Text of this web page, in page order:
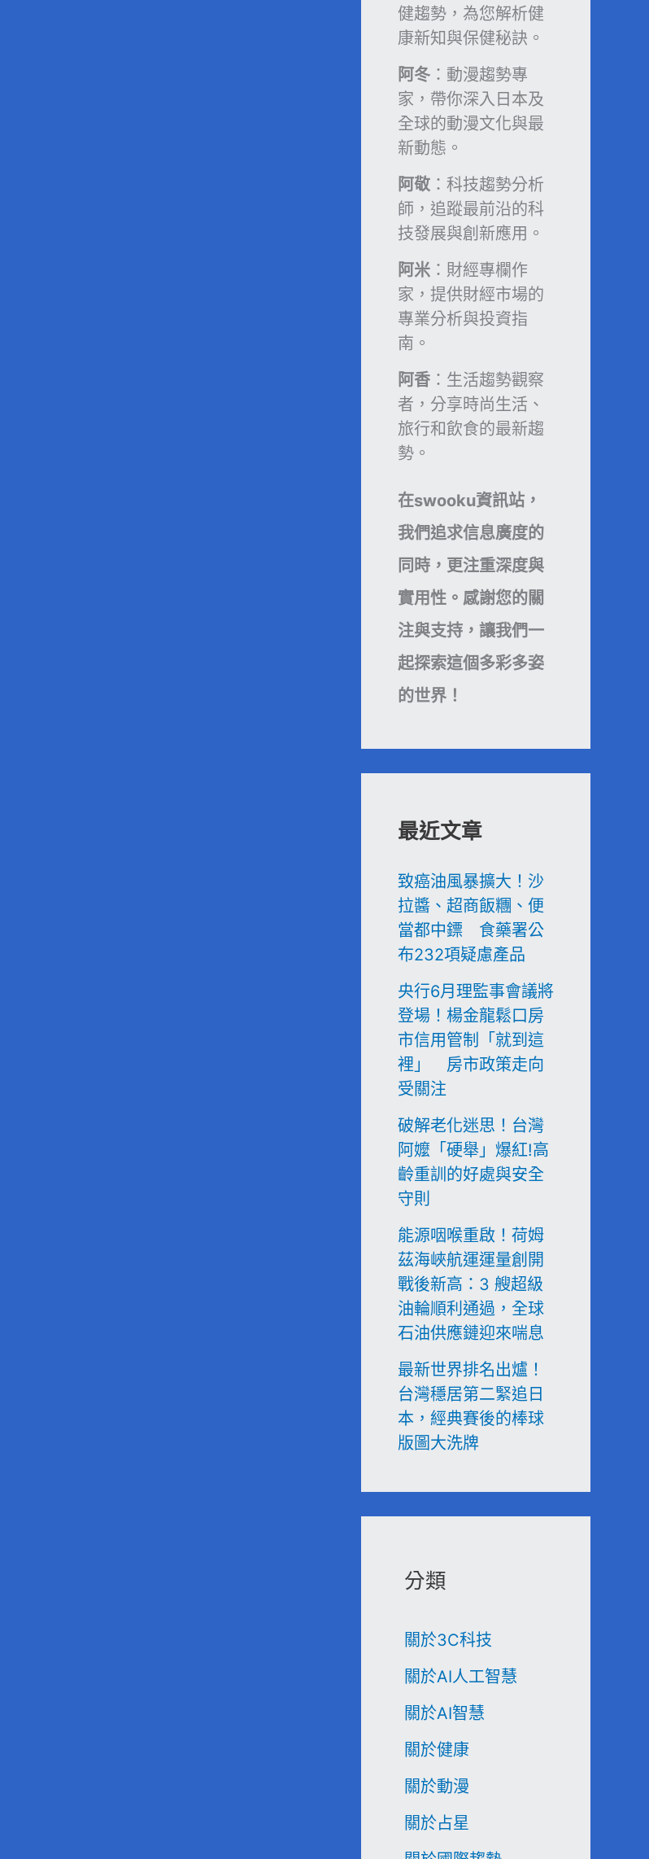
健趨勢，為您解析健
康新知與保健秘訣。
阿冬 ：動漫趨勢專
家，帶你深入日本及
全球的動漫文化與最
新動態。
阿敬 ：科技趨勢分析
師，追蹤最前沿的科
技發展與創新應用。
阿米 ：財經專欄作
家，提供財經市場的
專業分析與投資指
南。
阿香 ：生活趨勢觀察
者，分享時尚生活、
旅行和飲食的最新趨
勢。
在swooku資訊站，
我們追求信息廣度的
同時，更注重深度與
實用性。感謝您的關
注與支持，讓我們一
起探索這個多彩多姿
的世界！
最近文章
致癌油風暴擴大！沙
拉醬、超商飯糰、便
當都中鏢 食藥署公
布232項疑慮產品
央行6月理監事會議將
登場！楊金龍鬆口房
市信用管制「就到這
裡」 房市政策走向
受關注
破解老化迷思！台灣
阿嬤「硬舉」爆紅!高
齡重訓的好處與安全
守則
能源咽喉重啟！荷姆
茲海峽航運運量創開
戰後新高：3 艘超級
油輪順利通過，全球
石油供應鏈迎來喘息
最新世界排名出爐！
台灣穩居第二緊追日
本，經典賽後的棒球
版圖大洗牌
分類
關於3C科技
關於AI人工智慧
關於AI智慧
關於健康
關於動漫
關於占星